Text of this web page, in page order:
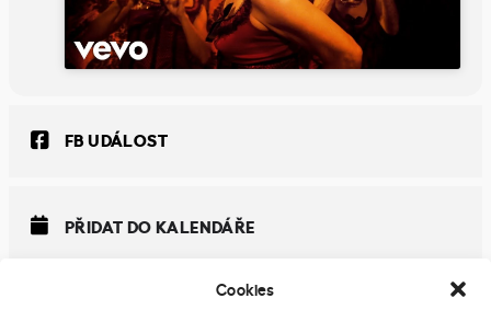
Cookies
FB UDÁLOST
PŘIDAT DO KALENDÁŘE